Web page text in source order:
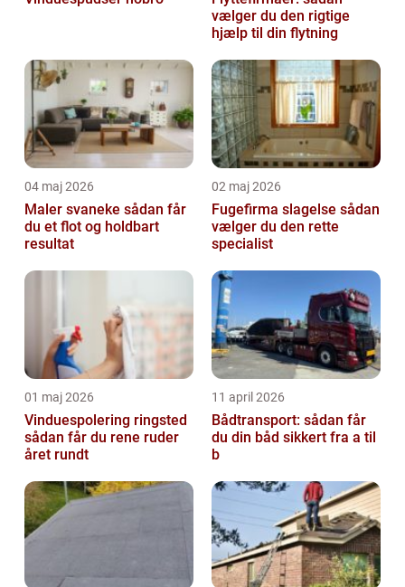
vælger du den rigtige
hjælp til din flytning
04 maj 2026
Maler svaneke sådan får
du et flot og holdbart
resultat
02 maj 2026
Fugefirma slagelse sådan
vælger du den rette
specialist
01 maj 2026
Vinduespolering ringsted
sådan får du rene ruder
året rundt
11 april 2026
Bådtransport: sådan får
du din båd sikkert fra a til
b